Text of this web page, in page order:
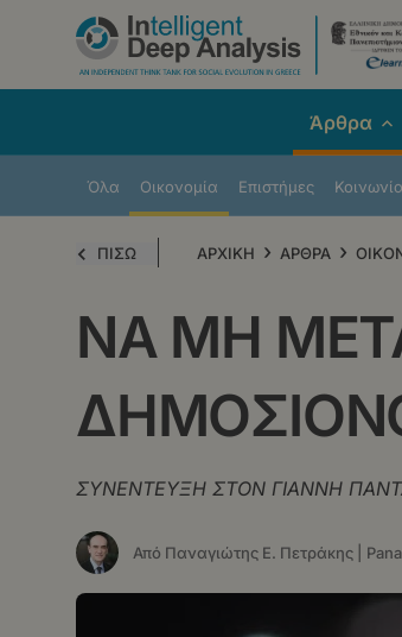
Παράκαμψη
Άρθρα
Όλα Οικονομία Επιστήμες Κοινωνία
ΠΙΣΩ ΑΡΧΙΚΗ › ΑΡΘΡΑ ›
ΝΑ ΜΗ
ΣΥΝΕΝΤΕΥΞΗ ΣΤΟΝ ΓΙΑΝΝΗ
Από Παναγιώτης Ε. Πετράκης |